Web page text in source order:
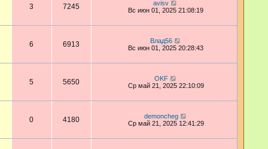
3 7245
avisv
Вс июн 01, 2025 21:08:19
6 6913
Влад56
Вс июн 01, 2025 20:28:43
5 5650
OKF
Ср май 21, 2025 22:10:09
0 4180
demoncheg
Ср май 21, 2025 12:41:29